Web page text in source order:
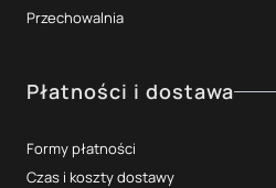
Przechowalnia
Płatności i dostawa
Formy płatności
Czas i koszty dostawy